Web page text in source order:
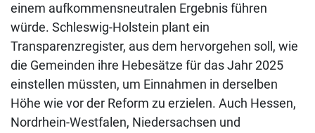
einem aufkommensneutralen Ergebnis führen
würde. Schleswig-Holstein plant ein
Transparenzregister, aus dem hervorgehen soll, wie
die Gemeinden ihre Hebesätze für das Jahr 2025
einstellen müssten, um Einnahmen in derselben
Höhe wie vor der Reform zu erzielen. Auch Hessen,
Nordrhein-Westfalen, Niedersachsen und